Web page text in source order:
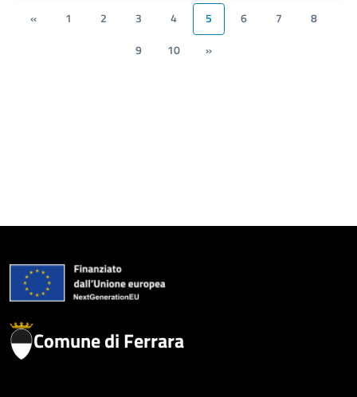
« 1 2 3 4 5 6 7
8
9
10 »
Comune di Ferrara